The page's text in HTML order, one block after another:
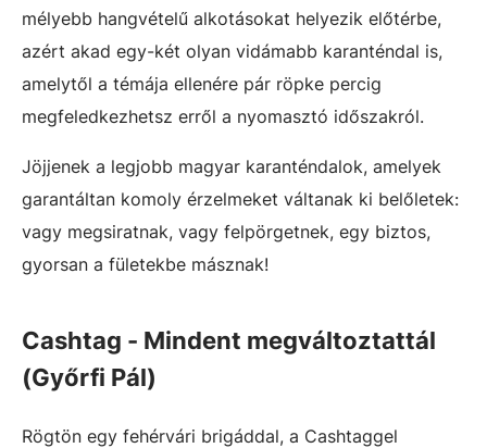
mélyebb hangvételű alkotásokat helyezik előtérbe,
azért akad egy-két olyan vidámabb karanténdal is,
amelytől a témája ellenére pár röpke percig
megfeledkezhetsz erről a nyomasztó időszakról.
Jöjjenek a legjobb magyar karanténdalok, amelyek
garantáltan komoly érzelmeket váltanak ki belőletek:
vagy megsiratnak, vagy felpörgetnek, egy biztos,
gyorsan a fületekbe másznak!
Cashtag - Mindent megváltoztattál
(Győrfi Pál)
Rögtön egy fehérvári brigáddal, a Cashtaggel